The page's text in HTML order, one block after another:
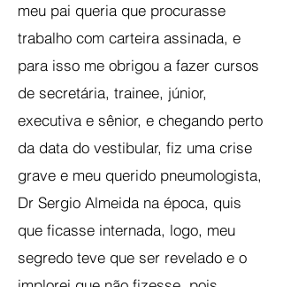
meu pai queria que procurasse
trabalho com carteira assinada, e
para isso me obrigou a fazer cursos
de secretária, trainee, júnior,
executiva e sênior, e chegando perto
da data do vestibular, fiz uma crise
grave e meu querido pneumologista,
Dr Sergio Almeida na época, quis
que ficasse internada, logo, meu
segredo teve que ser revelado e o